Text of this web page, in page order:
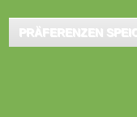
neue
der University of
PRÄFERENZEN